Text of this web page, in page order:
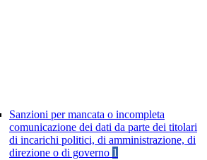
Sanzioni per mancata o incompleta
comunicazione dei dati da parte dei titolari
di incarichi politici, di amministrazione, di
direzione o di governo 1